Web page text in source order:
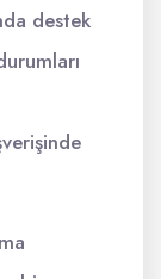
destek